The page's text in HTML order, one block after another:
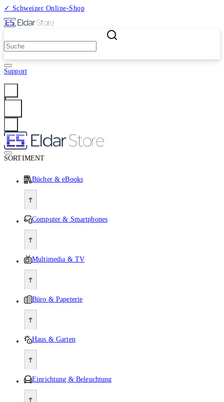
✓ Schweizer Online-Shop
Support
SORTIMENT
Bücher & eBooks
Computer & Smartphones
Multimedia & TV
Büro & Papeterie
Haus & Garten
Einrichtung & Beleuchtung